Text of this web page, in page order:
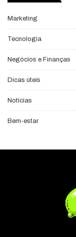
Marketing
Tecnologia
Negócios e Finanças
Dicas úteis
Notícias
Bem-estar